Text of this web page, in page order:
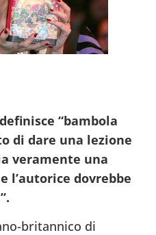
“bambola
di dare una lezione
veramente una
l’autorice dovrebbe
britannico di